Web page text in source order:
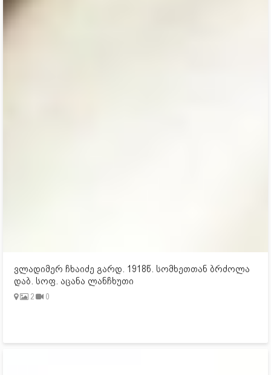
ვლადიმერ ჩხაიძე გარდ. 1918წ. სომხეთთან ბრძოლა
დაბ. სოფ. აცანა ლანჩხუთი
2 0